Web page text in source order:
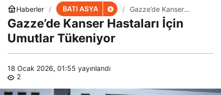
Haberler BATI ASYA
Gazze’de Kanser
Hastaları İçin Umutlar
Tükeniyor
Gazze’de Kanser Hastaları İçin
Umutlar Tükeniyor
18 Ocak 2026, 01:55 yayınlandı
2